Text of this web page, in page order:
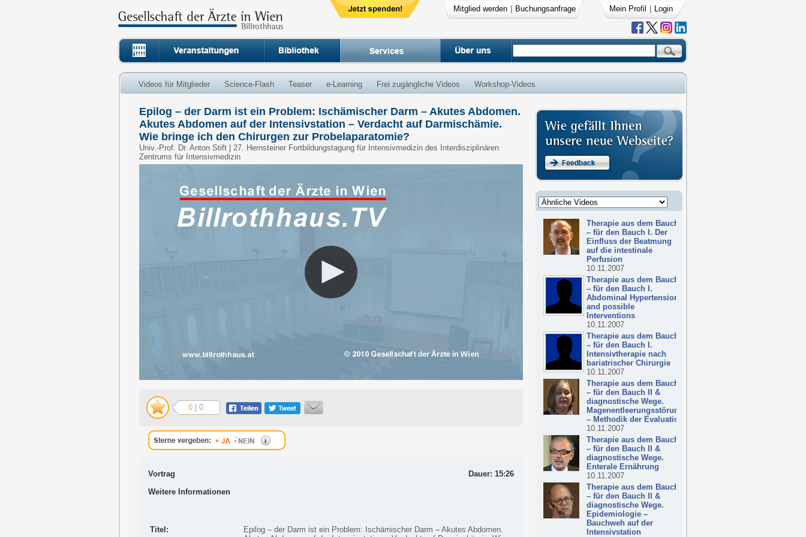
Mitglied werden Buchungsanfrage Mein Profil Login
Videos für Mitglieder Science-Flash Teaser e-Learning Frei zugängliche Videos Workshop-Videos
Therapie aus dem Bauch
– für den Bauch I. Der
Einfluss der Beatmung
auf die intestinale
Perfusion
10.11.2007
Therapie aus dem Bauch
– für den Bauch I.
Abdominal Hypertension
and possible
Interventions
10.11.2007
Therapie aus dem Bauch
– für den Bauch I.
Intensivtherapie nach
bariatrischer Chirurgie
10.11.2007
Therapie aus dem Bauch
– für den Bauch II &
diagnostische Wege.
Magenentleerungsstörung
– Methodik der Evaluation
10.11.2007
Therapie aus dem Bauch
– für den Bauch II &
diagnostische Wege.
Enterale Ernährung
10.11.2007
Therapie aus dem Bauch
– für den Bauch II &
diagnostische Wege.
Epidemiologie –
Bauchweh auf der
Intensivstation
Epilog – der Darm ist ein Problem: Ischämischer Darm – Akutes Abdomen.
Akutes Abdomen auf der Intensivstation – Verdacht auf Darmischämie.
Wie bringe ich den Chirurgen zur Probelaparatomie?
Univ.-Prof. Dr. Anton Stift | 27. Hernsteiner Fortbildungstagung für Intensivmedizin des Interdisziplinären
Zentrums für Intensivmedizin
0 | 0
Dauer: 15:26
Vortrag
Weitere Informationen
Titel:
Epilog – der Darm ist ein Problem: Ischämischer Darm – Akutes Abdomen.